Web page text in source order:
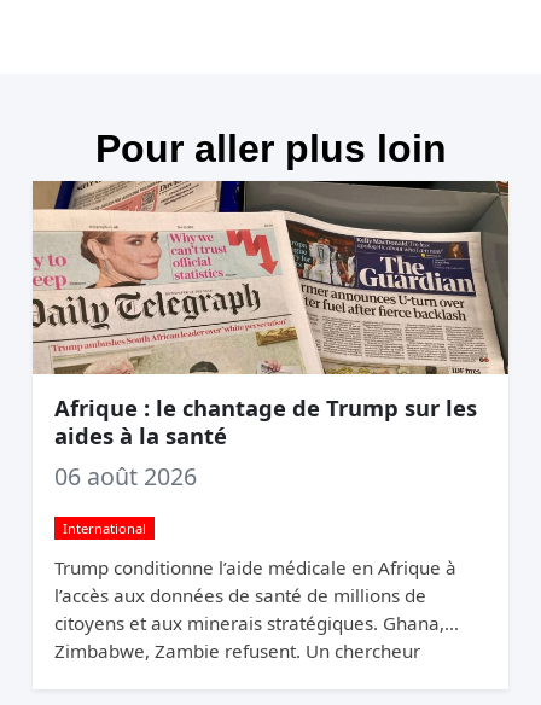
Pour aller plus loin
Afrique : le chantage de Trump sur les
aides à la santé
06 août 2026
International
Trump conditionne l’aide médicale en Afrique à
l’accès aux données de santé de millions de
citoyens et aux minerais stratégiques. Ghana,
Zimbabwe, Zambie refusent. Un chercheur